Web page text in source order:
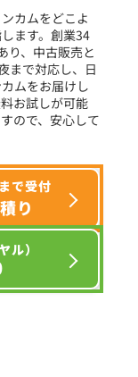
カムをどこよ
ます。創業34
り、中古販売と
まで対応し、日
ムをお届けし
お試しが可能
ので、安心して
で受付
り
ル）